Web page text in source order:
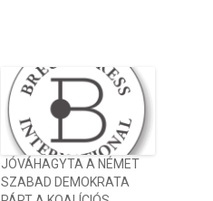
JÓVÁHAGYTA A NÉMET
SZABAD DEMOKRATA